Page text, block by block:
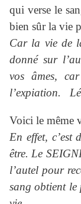
qui verse le
bien sûr la vie
Car la vie de
donné sur
vos âmes,
l’expiation.
Voici le même
En effet, c’est
être. Le
l’autel pour
sang obtient le